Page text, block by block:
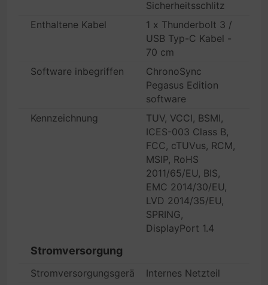
Sicherheitsschlitz
Enthaltene Kabel
1 x Thunderbolt 3 /
USB Typ-C Kabel -
70 cm
Software inbegriffen
ChronoSync
Pegasus Edition
software
Kennzeichnung
TUV, VCCI, BSMI,
ICES-003 Class B,
FCC, cTUVus, RCM,
MSIP, RoHS
2011/65/EU, BIS,
EMC 2014/30/EU,
LVD 2014/35/EU,
SPRING,
DisplayPort 1.4
Stromversorgung
Stromversorgungsgerät
Internes Netzteil